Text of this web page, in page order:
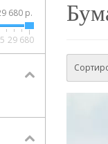
680 р.
29 680